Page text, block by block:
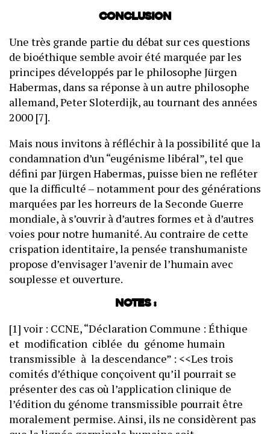
Conclusion
Une très grande partie du débat sur ces questions
de bioéthique semble avoir été marquée par les
principes développés par le philosophe Jürgen
Habermas, dans sa réponse à un autre philosophe
allemand, Peter Sloterdijk, au tournant des années
2000 [7].
Mais nous invitons à réfléchir à la possibilité que la
condamnation d’un “eugénisme libéral”, tel que
défini par Jürgen Habermas, puisse bien ne refléter
que la difficulté – notamment pour des générations
marquées par les horreurs de la Seconde Guerre
mondiale, à s’ouvrir à d’autres formes et à d’autres
voies pour notre humanité. Au contraire de cette
crispation identitaire, la pensée transhumaniste
propose d’envisager l’avenir de l’humain avec
souplesse et ouverture.
NOTES :
[1] voir : CCNE, “Déclaration Commune : Éthique
et modification ciblée du génome humain
transmissible à la descendance” : <<Les trois
comités d’éthique conçoivent qu’il pourrait se
présenter des cas où l’application clinique de
l’édition du génome transmissible pourrait être
moralement permise. Ainsi, ils ne considèrent pas